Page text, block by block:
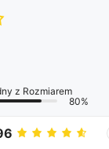
z Rozmiarem
80%